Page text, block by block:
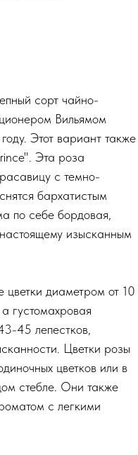
сорт чайно-
Вильямом
Этот вариант также
Эта роза
с темно-
бархатистым
по себе бордовая,
изысканным
диаметром от 10
густомахровая
45 лепестков,
Цветки розы
цветков или в
стебле. Они также
с легкими